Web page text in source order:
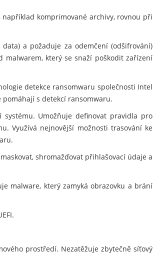
komprimované archivy, rovnou při
a požaduje za odemčení (odšifrování)
malwarem, který se snaží poškodit zařízení
detekce ransomwaru společnosti Intel
s detekcí ransomwaru.
Umožňuje definovat pravidla pro
Využívá nejnovější možnosti trasování ke
shromažďovat přihlašovací údaje a
malware, který zamyká obrazovku a brání
prostředí. Nezatěžuje zbytečně síťový